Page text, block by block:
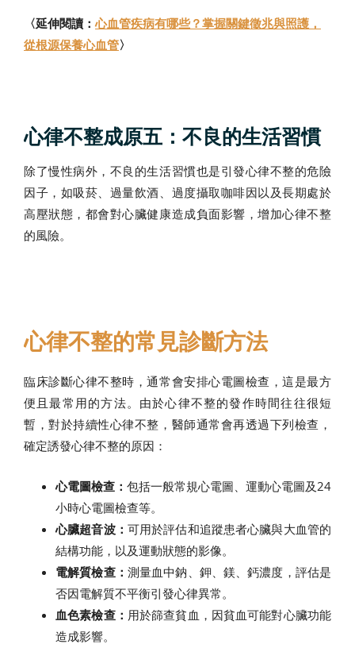
〈延伸閱讀：心血管疾病有哪些？掌握關鍵徵兆與照護，
從根源保養心血管〉
心律不整成原五：不良的生活習慣
除了慢性病外，不良的生活習慣也是引發心律不整的危險
因子，如吸菸、過量飲酒、過度攝取咖啡因以及長期處於
高壓狀態，都會對心臟健康造成負面影響，增加心律不整
的風險。
心律不整的常見診斷方法
臨床診斷心律不整時，通常會安排心電圖檢查，這是最方
便且最常用的方法。由於心律不整的發作時間往往很短
暫，對於持續性心律不整，醫師通常會再透過下列檢查，
確定誘發心律不整的原因：
心電圖檢查： 包括一般常規心電圖、運動心電圖及24
小時心電圖檢查等。
心臟超音波： 可用於評估和追蹤患者心臟與大血管的
結構功能，以及運動狀態的影像。
電解質檢查： 測量血中鈉、鉀、鎂、鈣濃度，評估是
否因電解質不平衡引發心律異常。
血色素檢查： 用於篩查貧血，因貧血可能對心臟功能
造成影響。